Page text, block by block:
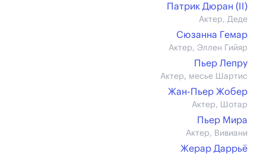
Патрик Дюран (II)
Актер, Деде
Сюзанна Гемар
Актер, Эллен Гийяр
Пьер Лепру
Актер, месье Шартис
Жан-Пьер Жобер
Актер, Шотар
Пьер Мира
Актер, Вивиани
Жерар Даррьё